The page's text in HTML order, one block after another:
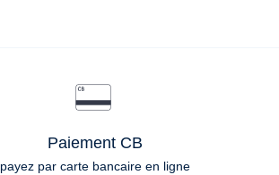
Paiement CB
payez par carte bancaire en ligne